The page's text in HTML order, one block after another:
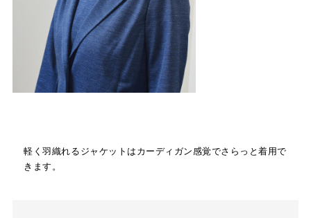
軽く羽織れるジャケットはカーディガン感覚でさらっと着用で
きます。